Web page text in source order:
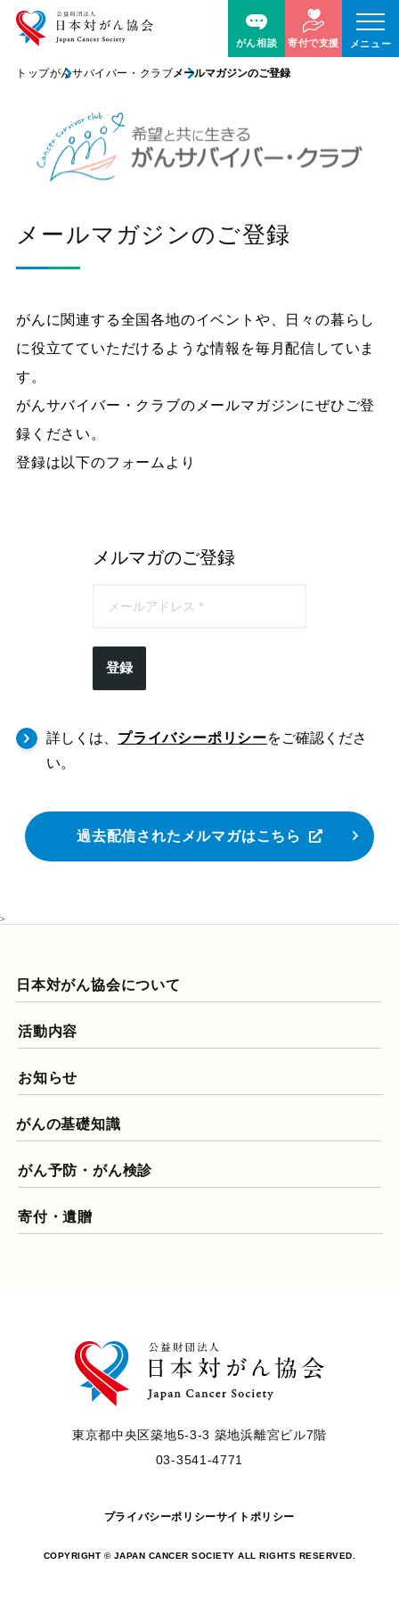
がん相談 寄付で支援 メニュー
トップがんサバイバー・クラブメールマガジンのご登録
メールマガジンのご登録
がんに関連する全国各地のイベントや、日々の暮らし
に役立てていただけるような情報を毎月配信していま
す。
がんサバイバー・クラブのメールマガジンにぜひご登
録ください。
登録は以下のフォームより
メルマガのご登録
登録
詳しくは、 プライバシーポリシーをご確認くださ
い。
過去配信されたメルマガはこちら
>
日本対がん協会について
活動内容
お知らせ
がんの基礎知識
がん予防・がん検診
寄付・遺贈
東京都中央区築地5-3-3 築地浜離宮ビル7階
03-3541-4771
プライバシーポリシーサイトポリシー
COPYRIGHT © JAPAN CANCER SOCIETY ALL RIGHTS RESERVED.